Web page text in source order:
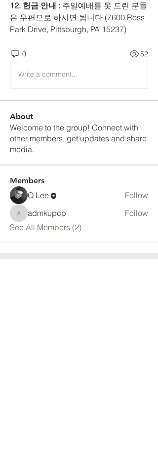
12. 헌금 안내 : 주일예배를 못 드린 분들
은 우편으로 하시면 됩니다.(7600 Ross
Park Drive, Pittsburgh, PA 15237)
0 52
Write a comment...
About
Welcome to the group! Connect with
other members, get updates and share
media.
Members
Q Lee Follow
admkupcp
admkupcp
Follow
See All Members (2)